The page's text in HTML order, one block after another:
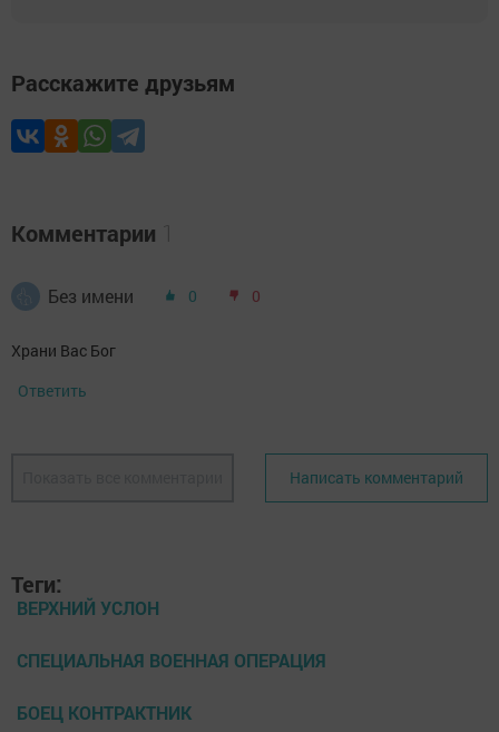
Расскажите друзьям
Комментарии
Без имени 0 0
Храни Вас Бог
Ответить
Написать комментарий
Теги:
ВЕРХНИЙ УСЛОН
СПЕЦИАЛЬНАЯ ВОЕННАЯ ОПЕРАЦИЯ
БОЕЦ КОНТРАКТНИК